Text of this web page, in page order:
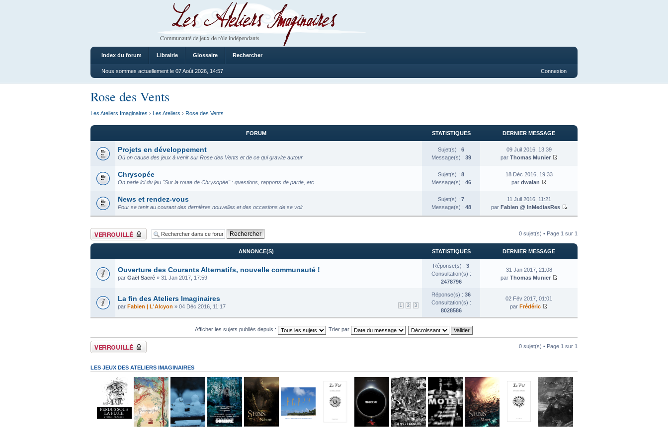
Les Ateliers Imaginaires
Communauté de jeux de rôle indépendants
Index du forum Librairie Glossaire Rechercher
Nous sommes actuellement le 07 Août 2026, 14:57 Connexion
Rose des Vents
Les Ateliers Imaginaires › Les Ateliers › Rose des Vents
FORUM STATISTIQUES DERNIER MESSAGE
Projets en développement
Où on cause des jeux à venir sur Rose des Vents et de ce qui gravite autour
Sujet(s) : 6
Message(s) : 39
09 Juil 2016, 13:39
par Thomas Munier
Chrysopée
On parle ici du jeu "Sur la route de Chrysopée" : questions, rapports de partie, etc.
Sujet(s) : 8
Message(s) : 46
18 Déc 2016, 19:33
par dwalan
News et rendez-vous
Pour se tenir au courant des dernières nouvelles et des occasions de se voir
Sujet(s) : 7
Message(s) : 48
11 Juil 2016, 11:21
par Fabien @ InMediasRes
Forum verrouillé 0 sujet(s) • Page 1 sur 1
ANNONCE(S) STATISTIQUES DERNIER MESSAGE
Ouverture des Courants Alternatifs, nouvelle communauté !
par Gaël Sacré » 31 Jan 2017, 17:59
Réponse(s) : 3
Consultation(s) :
2478796
31 Jan 2017, 21:08
par Thomas Munier
La fin des Ateliers Imaginaires
1 2 3
par Fabien | L'Alcyon » 04 Déc 2016, 11:17
Réponse(s) : 36
Consultation(s) :
8028586
02 Fév 2017, 01:01
par Frédéric
Afficher les sujets publiés depuis : Trier par
Forum verrouillé 0 sujet(s) • Page 1 sur 1
LES JEUX DES ATELIERS IMAGINAIRES